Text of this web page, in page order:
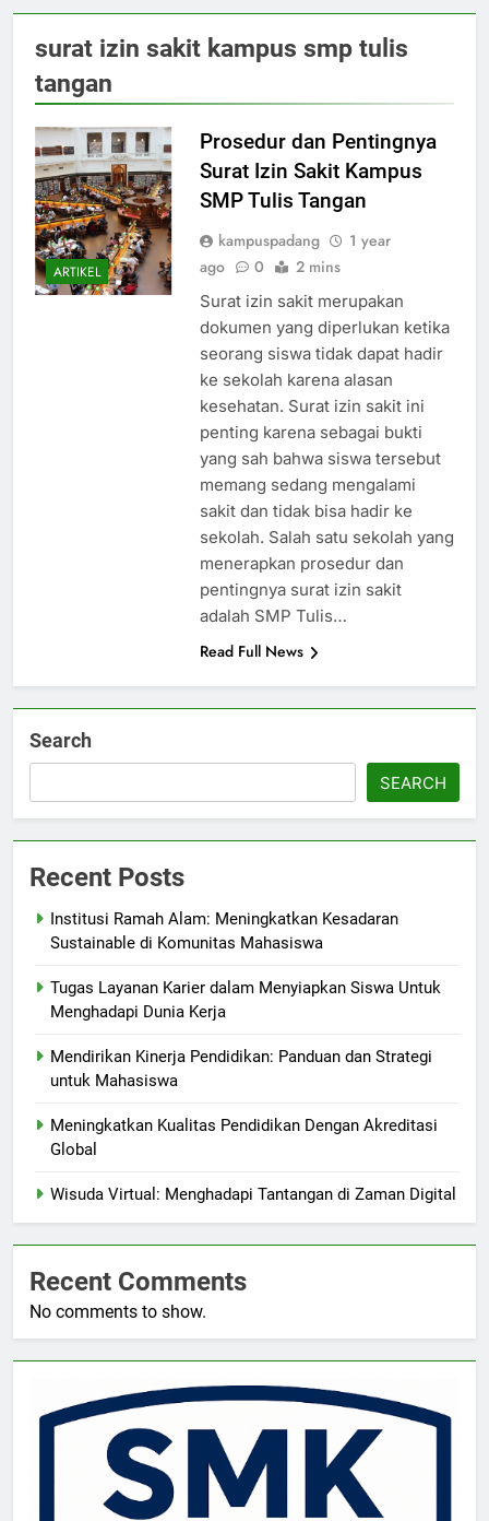
surat izin sakit kampus smp tulis
tangan
ARTIKEL
Prosedur dan Pentingnya
Surat Izin Sakit Kampus
SMP Tulis Tangan
kampuspadang
1 year
ago
0 2 mins
Surat izin sakit merupakan
dokumen yang diperlukan ketika
seorang siswa tidak dapat hadir
ke sekolah karena alasan
kesehatan. Surat izin sakit ini
penting karena sebagai bukti
yang sah bahwa siswa tersebut
memang sedang mengalami
sakit dan tidak bisa hadir ke
sekolah. Salah satu sekolah yang
menerapkan prosedur dan
pentingnya surat izin sakit
adalah SMP Tulis…
Read Full News
Search
SEARCH
Recent Posts
Institusi Ramah Alam: Meningkatkan Kesadaran
Sustainable di Komunitas Mahasiswa
Tugas Layanan Karier dalam Menyiapkan Siswa Untuk
Menghadapi Dunia Kerja
Mendirikan Kinerja Pendidikan: Panduan dan Strategi
untuk Mahasiswa
Meningkatkan Kualitas Pendidikan Dengan Akreditasi
Global
Wisuda Virtual: Menghadapi Tantangan di Zaman Digital
Recent Comments
No comments to show.